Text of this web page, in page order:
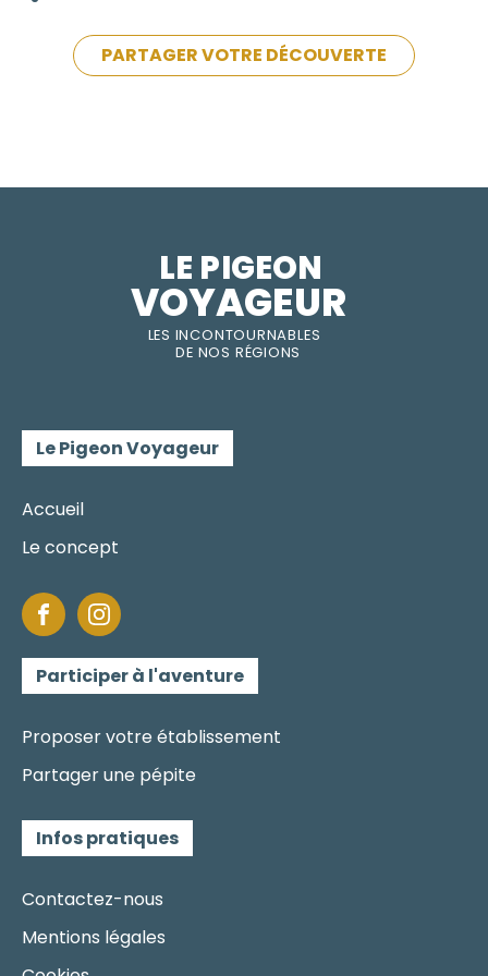
PARTAGER VOTRE DÉCOUVERTE
LES INCONTOURNABLES
DE NOS RÉGIONS
LE PIGEON
VOYAGEUR
Le Pigeon Voyageur
Accueil
Le concept
Participer à l'aventure
Proposer votre établissement
Partager une pépite
Infos pratiques
Contactez-nous
Mentions légales